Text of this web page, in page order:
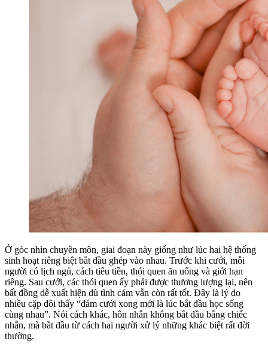
Ở góc nhìn chuyên môn, giai đoạn này giống như lúc hai hệ thống
sinh hoạt riêng biệt bắt đầu ghép vào nhau. Trước khi cưới, mỗi
người có lịch ngủ, cách tiêu tiền, thói quen ăn uống và giới hạn
riêng. Sau cưới, các thói quen ấy phải được thương lượng lại, nên
bất đồng dễ xuất hiện dù tình cảm vẫn còn rất tốt. Đây là lý do
nhiều cặp đôi thấy “đám cưới xong mới là lúc bắt đầu học sống
cùng nhau”. Nói cách khác, hôn nhân không bắt đầu bằng chiếc
nhẫn, mà bắt đầu từ cách hai người xử lý những khác biệt rất đời
thường.